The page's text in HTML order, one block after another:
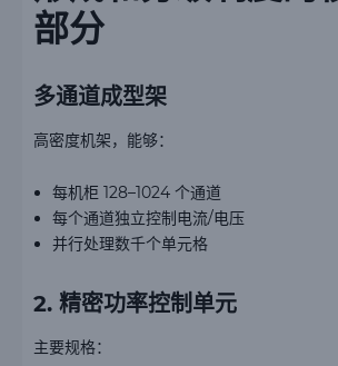
部分
多通道成型架
高密度机架，能够：
每机柜 128–1024 个通道
每个通道独立控制电流/电压
并行处理数千个单元格
2. 精密功率控制单元
主要规格：